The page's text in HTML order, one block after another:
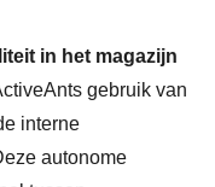
in het magazijn
gebruik van
interne
autonome